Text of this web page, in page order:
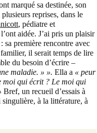
marqué sa destinée, son
reprises, dans le
, pédiatre et
aidée. J’ai pris un plaisir
première rencontre avec
il serait temps de lire
du besoin d’écrire –
maladie. » ». Ella a « peur
moi qui écrit ? Le moi qui
Bref, un recueil d’essais à
singulière, à la littérature, à